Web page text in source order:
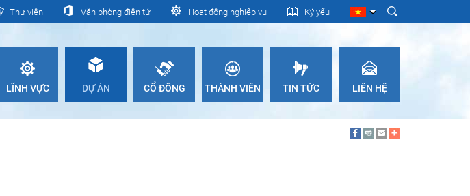
Thư viện Văn phòng điện tử Hoạt động nghiệp vụ Kỷ yếu
LĨNH VỰC DỰ ÁN CỔ ĐÔNG THÀNH VIÊN TIN TỨC LIÊN HỆ